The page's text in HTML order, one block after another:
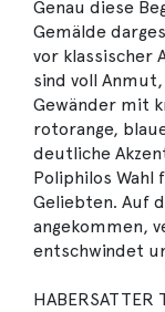
Genau diese
Gemälde
vor klassischer
sind voll
Gewänder mit
rotorange,
deutliche
Poliphilos Wahl
Geliebten. Auf
angekommen,
entschwindet